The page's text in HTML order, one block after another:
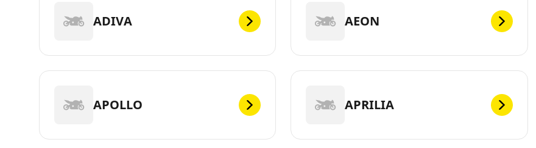
ADIVA AEON
APOLLO APRILIA